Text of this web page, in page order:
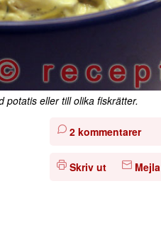
potatis eller till olika fiskrätter.
2 kommentarer
Skriv ut Mejla